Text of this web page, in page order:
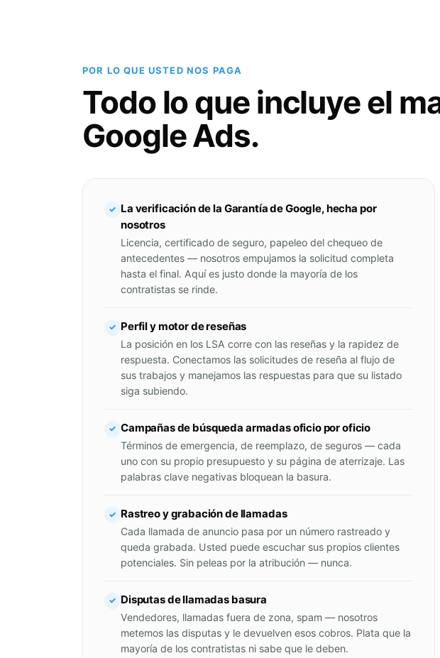
POR LO QUE USTED NOS PAGA
Todo lo que incluye el
Google Ads.
✓ La verificación de la Garantía de Google, hecha por
nosotros
Licencia, certificado de seguro, papeleo del chequeo de
antecedentes — nosotros empujamos la solicitud completa
hasta el final. Aquí es justo donde la mayoría de los
contratistas se rinde.
✓ Perfil y motor de reseñas
La posición en los LSA corre con las reseñas y la rapidez de
respuesta. Conectamos las solicitudes de reseña al flujo de
sus trabajos y manejamos las respuestas para que su listado
siga subiendo.
✓ Campañas de búsqueda armadas oficio por oficio
Términos de emergencia, de reemplazo, de seguros — cada
uno con su propio presupuesto y su página de aterrizaje. Las
palabras clave negativas bloquean la basura.
✓ Rastreo y grabación de llamadas
Cada llamada de anuncio pasa por un número rastreado y
queda grabada. Usted puede escuchar sus propios clientes
potenciales. Sin peleas por la atribución — nunca.
✓ Disputas de llamadas basura
Vendedores, llamadas fuera de zona, spam — nosotros
metemos las disputas y le devuelven esos cobros. Plata que la
mayoría de los contratistas ni sabe que le deben.